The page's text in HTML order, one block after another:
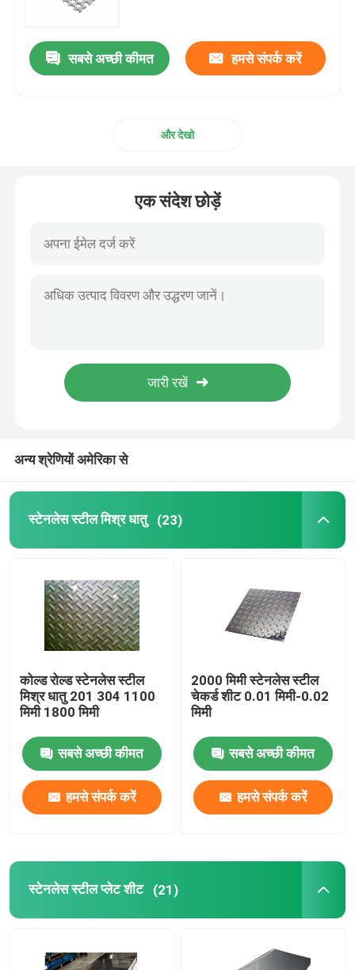
स्टेनलेस स्टील का तार पट्टी
स्टेनलेस स्टील ट्यूब पाइप
स्टेनलेस स्टील वायर रोल
मिश्र धातु स्टील शीट
मिश्र धातु इस्पात पट्टी
मिश्र धातु इस्पात ट्यूब
एल्यूमिनियम प्लेट शीट
एल्युमिनियम बार
सबसे अच्छी कीमत हमसे संपर्क करें
और देखो
एक संदेश छोड़ें
अन्य श्रेणियों अमेरिका से
स्टेनलेस स्टील मिश्र धातु (23)
कोल्ड रोल्ड स्टेनलेस स्टील
मिश्र धातु 201 304 1100
मिमी 1800 मिमी
सबसे अच्छी कीमत
हमसे संपर्क करें
2000 मिमी स्टेनलेस स्टील
चेकर्ड शीट 0.01 मिमी-0.02
मिमी
सबसे अच्छी कीमत
हमसे संपर्क करें
स्टेनलेस स्टील प्लेट शीट (21)